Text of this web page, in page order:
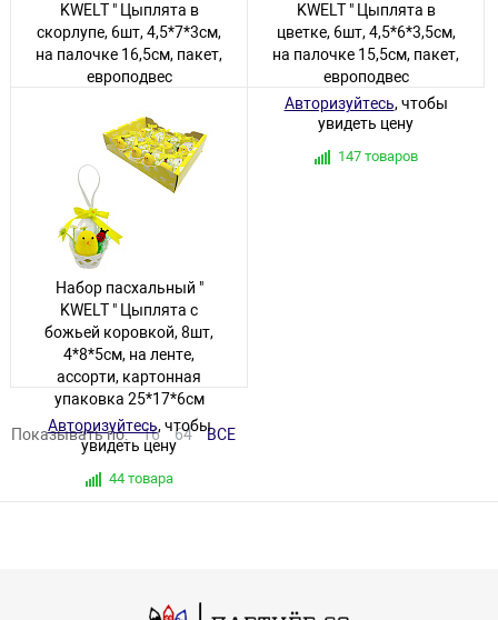
KWELT " Цыплята в
скорлупе, 6шт, 4,5*7*3см,
на палочке 16,5см, пакет,
европодвес
увидеть цену
132 товара
KWELT " Цыплята в
цветке, 6шт, 4,5*6*3,5см,
на палочке 15,5см, пакет,
европодвес
Авторизуйтесь, чтобы
увидеть цену
147 товаров
Набор пасхальный "
KWELT " Цыплята с
божьей коровкой, 8шт,
4*8*5см, на ленте,
ассорти, картонная
упаковка 25*17*6см
Авторизуйтесь, чтобы
увидеть цену
44 товара
Показывать по: 16 64 ВСЕ